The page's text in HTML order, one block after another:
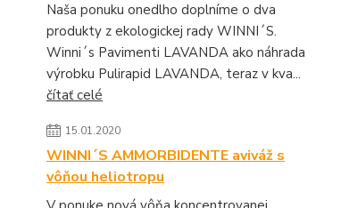
Naša ponuku onedlho doplníme o dva
produkty z ekologickej rady WINNI´S.
Winni´s Pavimenti LAVANDA ako náhrada
výrobku Pulirapid LAVANDA, teraz v kva...
čítať celé
15.01.2020
WINNI´S AMMORBIDENTE aviváž s
vôňou heliotropu